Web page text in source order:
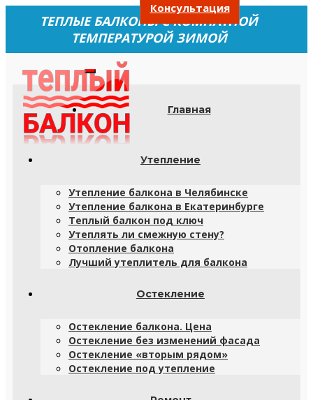
ТЕПЛЫЕ БАЛКОНЫ С КОМНАТНОЙ
ТЕМПЕРАТУРОЙ ЗИМОЙ
Главная
Утепление
Утепление балкона в Челябинске
Утепление балкона в Екатеринбурге
Теплый балкон под ключ
Утеплять ли смежную стену?
Отопление балкона
Лучший утеплитель для балкона
Остекление
Остекление балкона. Цена
Остекление без изменений фасада
Остекление «вторым рядом»
Остекление под утепление
Консультация